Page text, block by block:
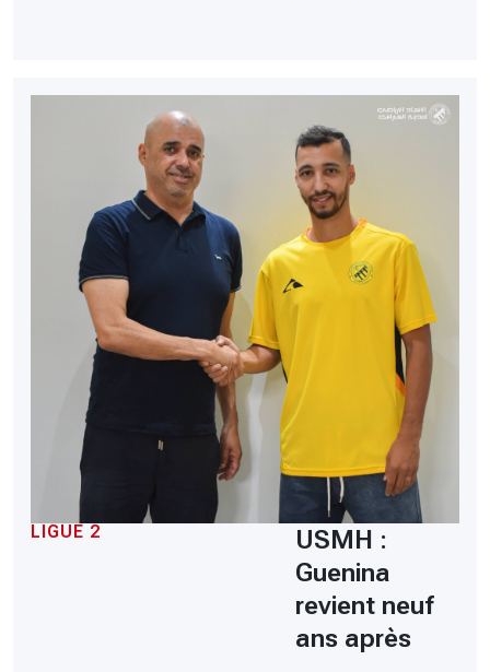
LIGUE 2
USMH :
Guenina
revient neuf
ans après